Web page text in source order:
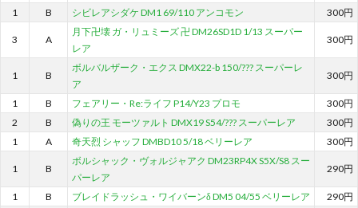
1
B シビレアシダケ DM1 69/110 アンコモン 300円
3 A
月下卍壊 ガ・リュミーズ 卍 DM26SD1D 1/13 スーパー
レア
300円
1 B
ボルバルザーク・エクス DMX22-b 150/??? スーパーレ
ア
300円
1 B フェアリー・Re:ライフ P14/Y23 プロモ
300円
2
B 偽りの王 モーツァルト DMX19 S54/??? スーパーレア
300円
1
A 奇天烈 シャッフ DMBD10 5/18 ベリーレア 300円
1 B
ボルシャック・ヴォルジャアク DM23RP4X S5X/S8 スー
パーレア
290円
1 B ブレイドラッシュ・ワイバーンδ DM5 04/55 ベリーレア 290円